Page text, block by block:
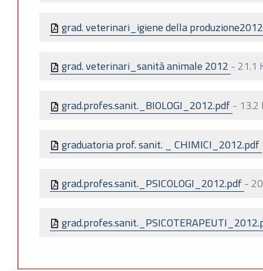
grad. veterinari_igiene della
grad. veterinari_sanità animale 2012 - 21.1
grad.profes.sanit._BIOLOGI_2012.pdf- 13.2
graduatoria prof. sanit. _ CHIMICI_2012.pdf
grad.profes.sanit._PSICOLOGI_2012.pdf-